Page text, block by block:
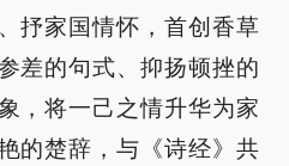
抒家国情怀，首创香草
差的句式、抑扬顿挫的
，将一己之情升华为家
的楚辞，与《诗经》共